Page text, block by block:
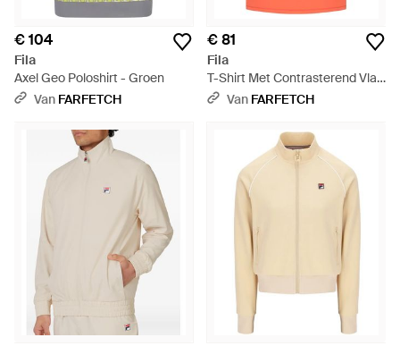
€ 104
Fila
Axel Geo Poloshirt - Groen
Van FARFETCH
€ 81
Fila
T-Shirt Met Contrasterend Vlak
- Oranje
Van FARFETCH